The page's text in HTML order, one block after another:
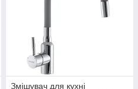
Змішувач для кухні